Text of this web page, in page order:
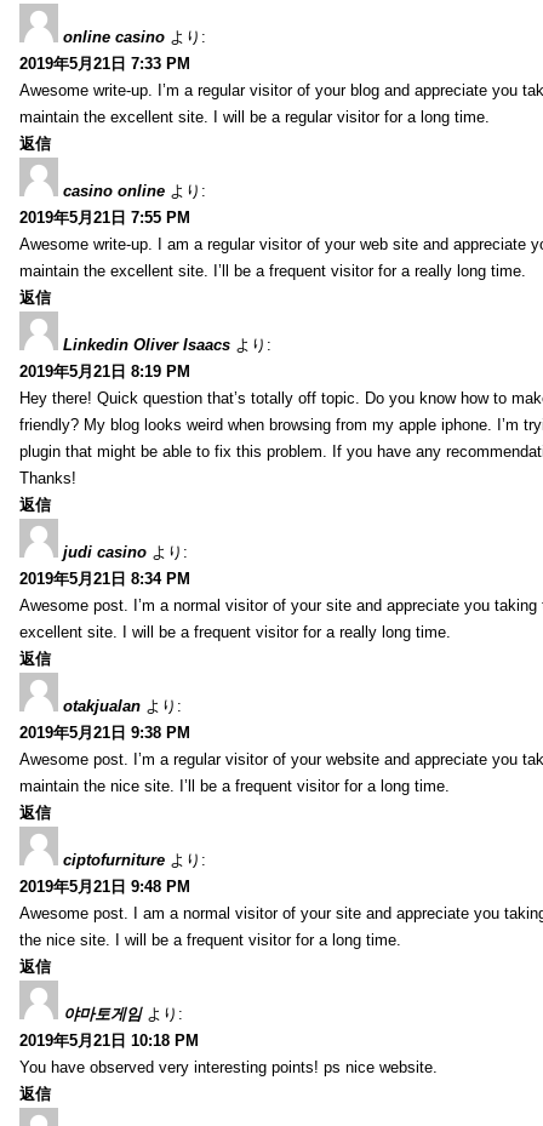
online casino より:
2019年5月21日 7:33 PM
Awesome write-up. I’m a regular visitor of your blog and appreciate you
maintain the excellent site. I will be a regular visitor for a long time.
返信
casino online より:
2019年5月21日 7:55 PM
Awesome write-up. I am a regular visitor of your web site and appreciate
maintain the excellent site. I’ll be a frequent visitor for a really long time.
返信
Linkedin Oliver Isaacs より:
2019年5月21日 8:19 PM
Hey there! Quick question that’s totally off topic. Do you know how to
friendly? My blog looks weird when browsing from my apple iphone. I’m
plugin that might be able to fix this problem. If you have any
Thanks!
返信
judi casino より:
2019年5月21日 8:34 PM
Awesome post. I’m a normal visitor of your site and appreciate you
excellent site. I will be a frequent visitor for a really long time.
返信
otakjualan より:
2019年5月21日 9:38 PM
Awesome post. I’m a regular visitor of your website and appreciate you
maintain the nice site. I’ll be a frequent visitor for a long time.
返信
ciptofurniture より:
2019年5月21日 9:48 PM
Awesome post. I am a normal visitor of your site and appreciate you
the nice site. I will be a frequent visitor for a long time.
返信
야마토게임 より:
2019年5月21日 10:18 PM
You have observed very interesting points! ps nice website.
返信